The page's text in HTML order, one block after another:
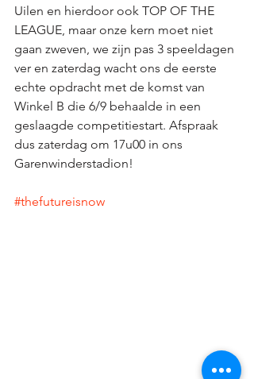
Uilen en hierdoor ook TOP OF THE
LEAGUE, maar onze kern moet niet
gaan zweven, we zijn pas 3 speeldagen
ver en zaterdag wacht ons de eerste
echte opdracht met de komst van
Winkel B die 6/9 behaalde in een
geslaagde competitiestart. Afspraak
dus zaterdag om 17u00 in ons
Garenwinderstadion!
#thefutureisnow